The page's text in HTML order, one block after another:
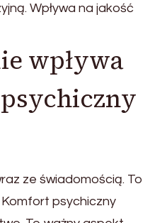
Wpływa na jakość
wpływa
ze świadomością. To
Komfort psychiczny